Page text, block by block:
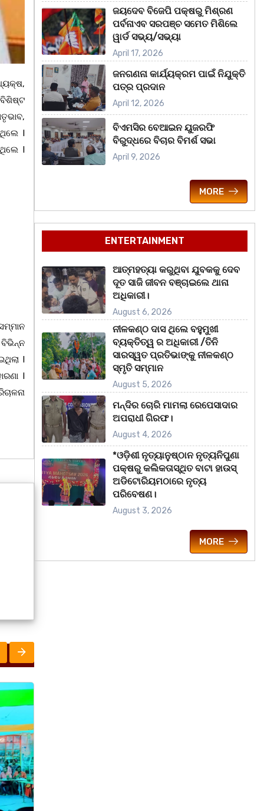
l
l
ବିଭିନ୍ନ
l
l
ଜୟଦେବ ବିଜେପି ପକ୍ଷରୁ ମିଶ୍ରଣ
ପର୍ବନାଏବ ସରପଞ୍ଚ ସମେତ ମିଶିଲେ
ୱାର୍ଡ ସଭ୍ୟ/ସଭ୍ୟା
April 17, 2026
ଜନଗଣନା କାର୍ଯ୍ୟକ୍ରମ ପାଇଁ ନିଯୁକ୍ତି
ପତ୍ର ପ୍ରଦାନ
April 12, 2026
ବିଏମସିର ବେଆଇନ ୟୁଜରଫି
ବିରୁଦ୍ଧରେ ବିଚାର ବିମର୍ଶ ସଭା
April 9, 2026
MORE
ENTERTAINMENT
ଆତ୍ମହତ୍ୟା କରୁଥିବା ଯୁବକକୁ ଦେବ
ଦୂତ ସାଜି ଜୀବନ ବଞ୍ଚାଇଲେ ଥାନା
ଅଧିକାରୀ।
August 6, 2026
ନୀଳକଣ୍ଠ ଦାସ ଥିଲେ ବହୁମୁଖୀ
ବ୍ୟକ୍ତିତ୍ୱ ର ଅଧିକାରୀ /ତିନି
ସାରସ୍ୱତ ପ୍ରତିଭାଙ୍କୁ ନୀଳକଣ୍ଠ
ସ୍ମୃତି ସମ୍ମାନ
August 5, 2026
ମନ୍ଦିର ଚୋରି ମାମଲା ରେପେସାଦାର
ଅପରାଧୀ ଗିରଫ।
August 4, 2026
*ଓଡ଼ିଶୀ ନୃତ୍ୟାନୁଷ୍ଠାନ ନୃତ୍ୟନିପୁଣା
ପକ୍ଷରୁ କଲିକତାସ୍ଥିତ ବାଟା ହାଉସ୍
ଅଡିଟୋରିୟମଠାରେ ନୃତ୍ୟ
ପରିବେଷଣ।
August 3, 2026
MORE